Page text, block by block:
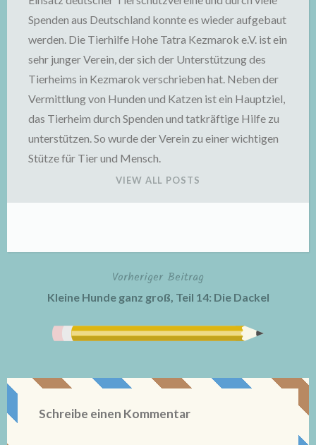
Spenden aus Deutschland konnte es wieder aufgebaut
werden. Die Tierhilfe Hohe Tatra Kezmarok e.V. ist ein
sehr junger Verein, der sich der Unterstützung des
Tierheims in Kezmarok verschrieben hat. Neben der
Vermittlung von Hunden und Katzen ist ein Hauptziel,
das Tierheim durch Spenden und tatkräftige Hilfe zu
unterstützen. So wurde der Verein zu einer wichtigen
Stütze für Tier und Mensch.
VIEW ALL POSTS
BeitragsnavigationVorheriger Beitrag
Kleine Hunde ganz groß, Teil 14: Die Dackel
Schreibe einen Kommentar